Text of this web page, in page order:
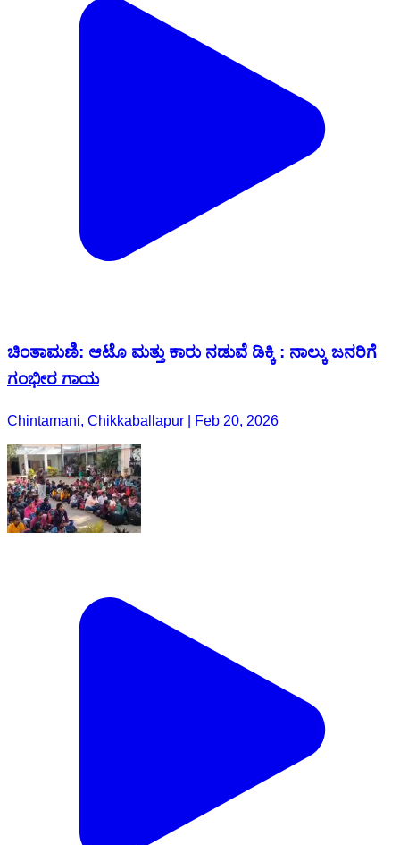
ಚಿಂತಾಮಣಿ: ಆಟೊ ಮತ್ತು ಕಾರು ನಡುವೆ ಡಿಕ್ಕಿ : ನಾಲ್ಕು ಜನರಿಗೆ
ಗಂಭೀರ ಗಾಯ
Chintamani, Chikkaballapur | Feb 20, 2026